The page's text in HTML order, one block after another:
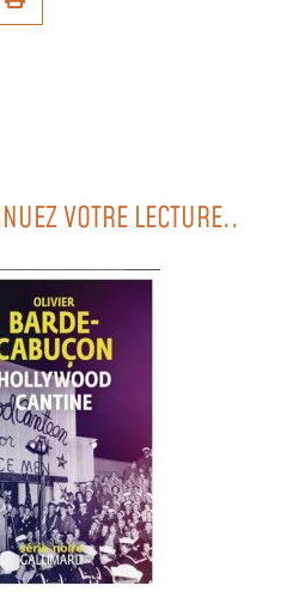
VOTRE LECTURE..